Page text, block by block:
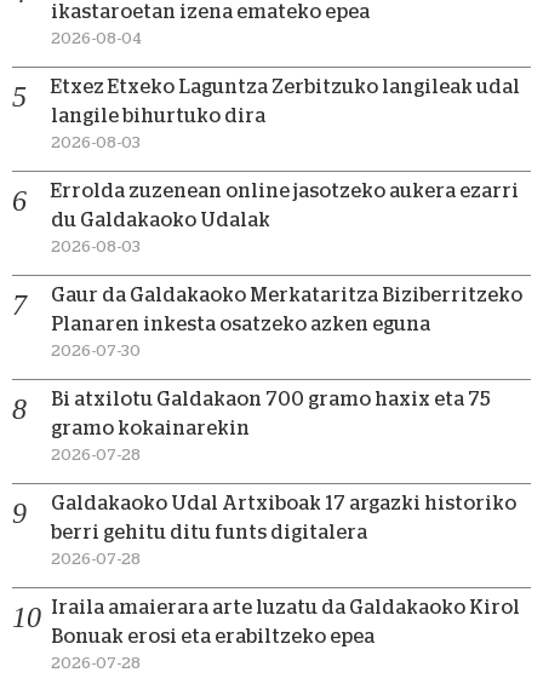
ikastaroetan izena emateko epea
2026-08-04
Etxez Etxeko Laguntza Zerbitzuko langileak udal
langile bihurtuko dira
2026-08-03
Errolda zuzenean online jasotzeko aukera ezarri
du Galdakaoko Udalak
2026-08-03
Gaur da Galdakaoko Merkataritza Biziberritzeko
Planaren inkesta osatzeko azken eguna
2026-07-30
Bi atxilotu Galdakaon 700 gramo haxix eta 75
gramo kokainarekin
2026-07-28
Galdakaoko Udal Artxiboak 17 argazki historiko
berri gehitu ditu funts digitalera
2026-07-28
Iraila amaierara arte luzatu da Galdakaoko Kirol
Bonuak erosi eta erabiltzeko epea
2026-07-28